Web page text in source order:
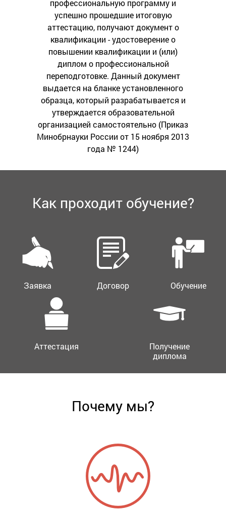
профессиональную программу и
успешно прошедшие итоговую
аттестацию, получают документ о
квалификации - удостоверение о
повышении квалификации и (или)
диплом о профессиональной
переподготовке. Данный документ
выдается на бланке установленного
образца, который разрабатывается и
утверждается образовательной
организацией самостоятельно (Приказ
Минобрнауки России от 15 ноября 2013
года № 1244)
Как проходит обучение?
Заявка Договор Обучение
Аттестация
Получение
диплома
Почему мы?